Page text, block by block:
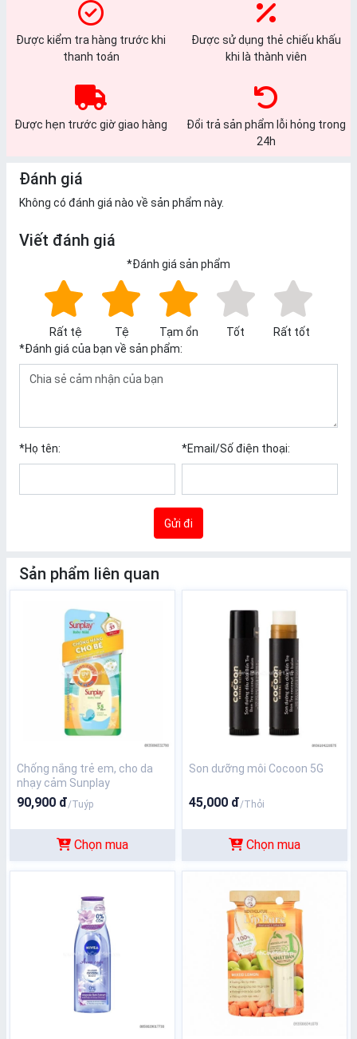
Được kiểm tra hàng trước khi
thanh toán
Được sử dụng thẻ chiếu khấu
khi là thành viên
Được hẹn trước giờ giao hàng
Đổi trả sản phẩm lỗi hỏng trong
24h
Đánh giá
Không có đánh giá nào về sản phẩm này.
Viết đánh giá
*Đánh giá sản phẩm
Rất tệ Tệ Tạm ổn Tốt
Rất tốt
*Đánh giá của bạn về sản phẩm:
*Họ tên: *Email/Số điện thoại:
Gửi đi
Sản phẩm liên quan
Chống nắng trẻ em, cho da
nhạy cảm Sunplay
90,900 đ/Tuýp
Chọn mua
Son dưỡng môi Cocoon 5G
45,000 đ/Thỏi
Chọn mua